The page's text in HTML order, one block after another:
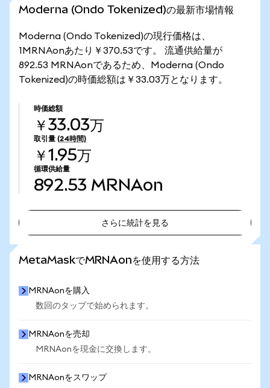
Moderna (Ondo Tokenized)の最新市場情報
Moderna (Ondo Tokenized)の現行価格は、
1MRNAonあたり￥370.53です。 流通供給量が
892.53 MRNAonであるため、Moderna (Ondo
Tokenized)の時価総額は￥33.03万となります。
時価総額
￥33.03万
取引量 (24時間)
￥1.95万
循環供給量
892.53 MRNAon
さらに統計を見る
MetaMaskでMRNAonを使用する方法
MRNAonを購入
数回のタップで始められます。
MRNAonを売却
MRNAonを現金に交換します。
MRNAonをスワップ